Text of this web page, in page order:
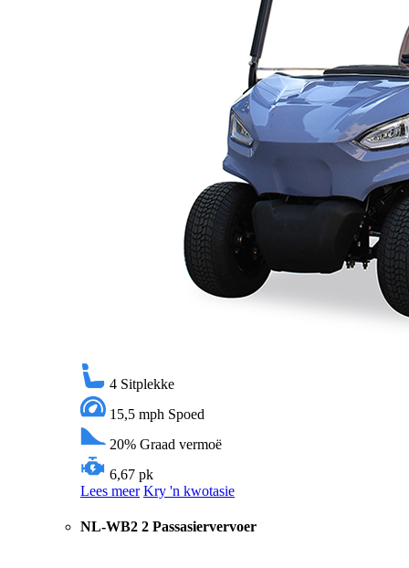
4 Sitplekke
15,5 mph Spoed
20% Graad vermoë
6,67 pk
Lees meer Kry 'n kwotasie
NL-WB2 2 Passasiervervoer